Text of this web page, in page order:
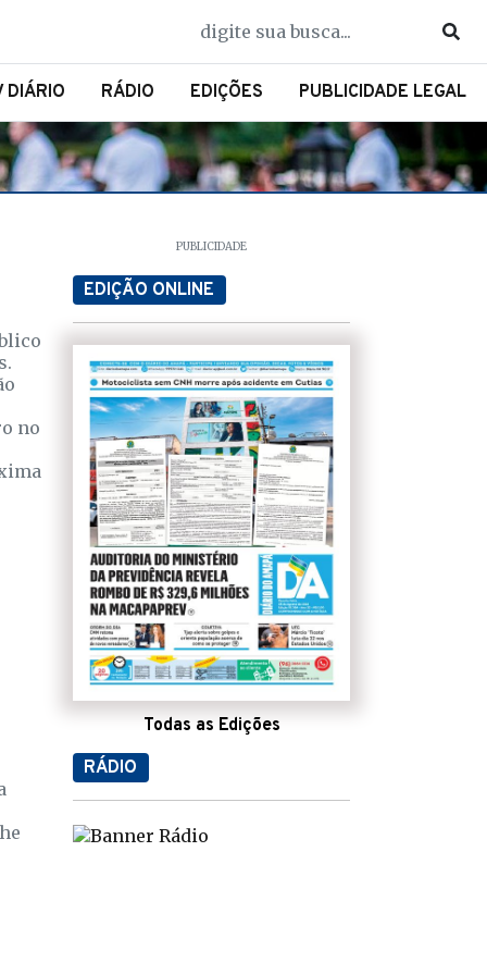
DIÁRIO RÁDIO EDIÇÕES PUBLICIDADE LEGAL
no
PUBLICIDADE
EDIÇÃO ONLINE
Todas as Edições
RÁDIO